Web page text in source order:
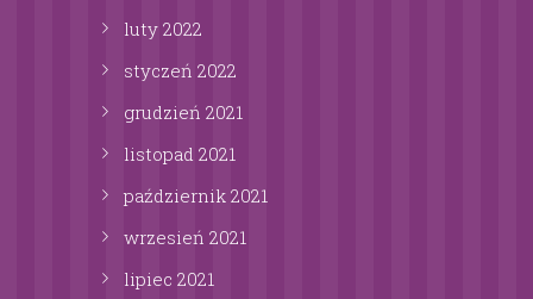
luty 2022
styczeń 2022
grudzień 2021
listopad 2021
październik 2021
wrzesień 2021
lipiec 2021